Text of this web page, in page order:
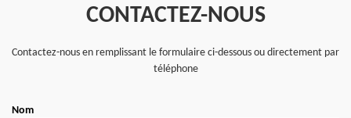
CONTACTEZ-NOUS
Contactez-nous en remplissant le formulaire ci-dessous ou directement par
téléphone
Nom